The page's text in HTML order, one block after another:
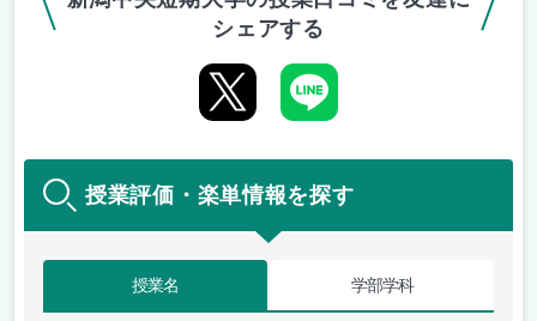
シェアする
授業評価・楽単情報を探す
授業名 学部学科